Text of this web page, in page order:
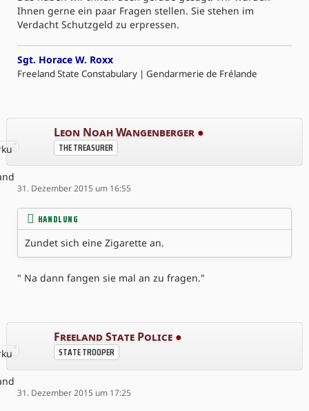
Ihnen gerne ein paar Fragen stellen. Sie stehen im
Verdacht Schutzgeld zu erpressen.
Sgt. Horace W. Roxx
Freeland State Constabulary | Gendarmerie de Frélande
Leon Noah Wangenberger ●
THE TREASURER
31. Dezember 2015 um 16:55
HANDLUNG
Zundet sich eine Zigarette an.
" Na dann fangen sie mal an zu fragen."
Freeland State Police ●
STATE TROOPER
31. Dezember 2015 um 17:25